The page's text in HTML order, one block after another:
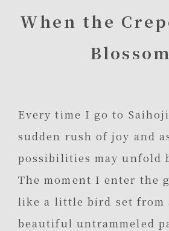
When the
Every time I go to
sudden rush of joy and
possibilities may unfold
The moment I enter the
like a little bird set from
beautiful untrammeled